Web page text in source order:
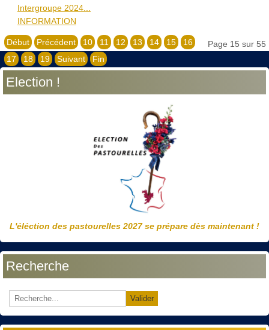
Intergroupe 2024...
INFORMATION
Page 15 sur 55
Début Précédent 10 11 12 13 14 15
16
17
18 19 Suivant Fin
Election !
L'éléction des pastourelles 2027 se prépare dès maintenant !
Recherche
Valider